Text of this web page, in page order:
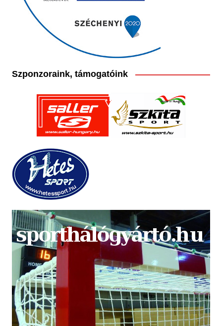
Szponzoraink, támogatóink